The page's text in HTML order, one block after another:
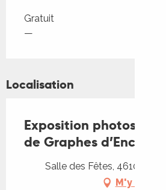
Tarifs 2026
Gratuit
—
Localisation
Exposition photos et
de Graphes d’Encre
Salle des Fêtes, 46100
M'y rendre